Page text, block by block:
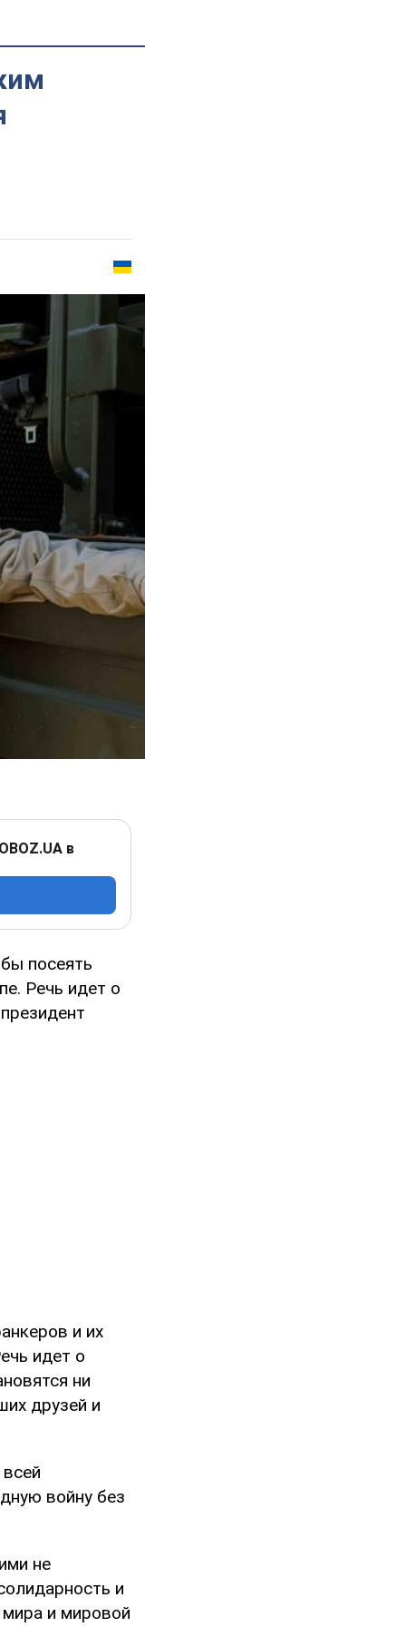
в
посеять
Речь идет о
и их
идет о
ни
друзей и
войну без
не
и
и мировой